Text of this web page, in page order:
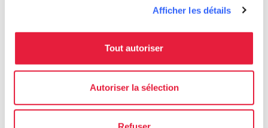
Afficher les détails
Tout autoriser
Autoriser la sélection
fullscreen Esplora su mappa